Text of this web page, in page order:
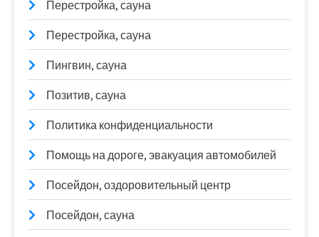
Перестройка, сауна
Перестройка, сауна
Пингвин, сауна
Позитив, сауна
Политика конфиденциальности
Помощь на дороге, эвакуация автомобилей
Посейдон, оздоровительный центр
Посейдон, сауна